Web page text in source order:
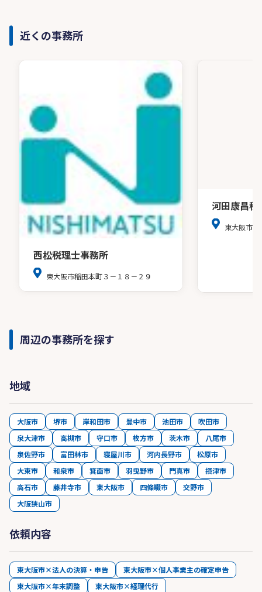
近くの事務所
西松税理士事務所
東大阪市稲田本町３－１８－２９
河田康昌税
東大阪市
周辺の事務所を探す
地域
大阪市 堺市 岸和田市 豊中市 池田市
吹田市
泉大津市
高槻市 守口市 枚方市 茨木市
八尾市
泉佐野市
富田林市 寝屋川市 河内長野市
松原市
大東市
和泉市 箕面市 羽曳野市 門真市
摂津市
高石市
藤井寺市 東大阪市 四條畷市
交野市
大阪狭山市
依頼内容
東大阪市×法人の決算・申告
東大阪市×個人事業主の確定申告
東大阪市×年末調整
東大阪市×経理代行